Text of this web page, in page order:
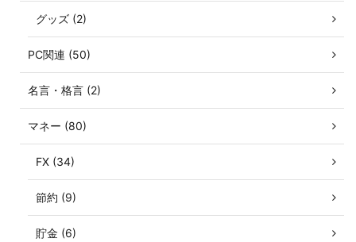
グッズ (2)
PC関連 (50)
名言・格言 (2)
マネー (80)
FX (34)
節約 (9)
貯金 (6)